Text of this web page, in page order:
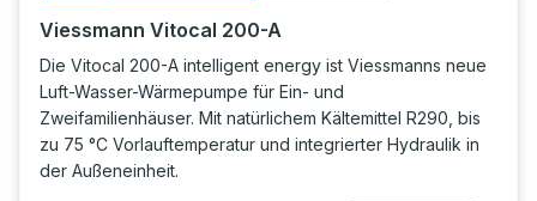
Viessmann Vitocal 200-A
Die Vitocal 200-A intelligent energy ist Viessmanns neue
Luft-Wasser-Wärmepumpe für Ein- und
Zweifamilienhäuser. Mit natürlichem Kältemittel R290, bis
zu 75 °C Vorlauftemperatur und integrierter Hydraulik in
der Außeneinheit.